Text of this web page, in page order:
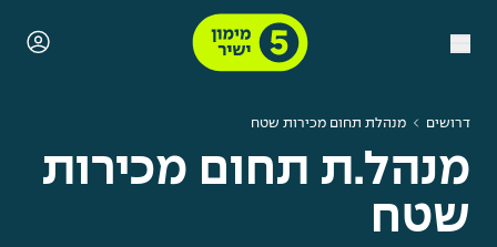
דרושים מנהלת תחום מכירות שטח
מנהל.ת תחום מכירות
שטח